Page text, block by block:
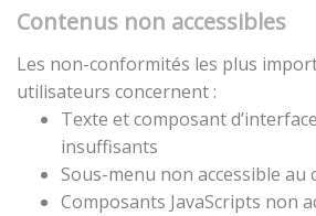
Contenus non accessibles
Les non-conformités les plus
utilisateurs concernent :
Texte et composant
insuffisants
Sous-menu non accessible au
Composants JavaScripts non